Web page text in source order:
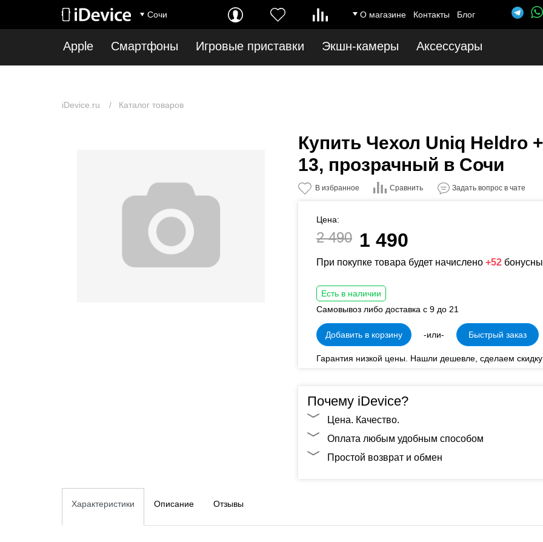
: Undefined index: first_show_in_stock in /var/www/www-root/data/www/idevice.ru/catalog/model/catalog/category.php
: Undefined index:
root/data/www/idevice.ru/catalog/model/catalog/category.php
on line 12
Сочи О магазине Контакты Блог
Apple Смартфоны Игровые приставки Экшн-камеры Аксессуары
iDevice.ru Каталог товаров
Купить Чехол Uniq Heldro
13, прозрачный в Сочи
В избранное Сравнить Задать вопрос в чате
Цена:
2 490 1 490
При покупке товара будет начислено +52
Есть в наличии
Самовывоз либо доставка с 9 до 21
Добавить в корзину -или- Быстрый заказ
Гарантия низкой цены. Нашли дешевле, сделаем
Почему iDevice?
Цена. Качество.
Оплата любым удобным способом
Простой возврат и обмен
Описание
Характеристики Отзывы